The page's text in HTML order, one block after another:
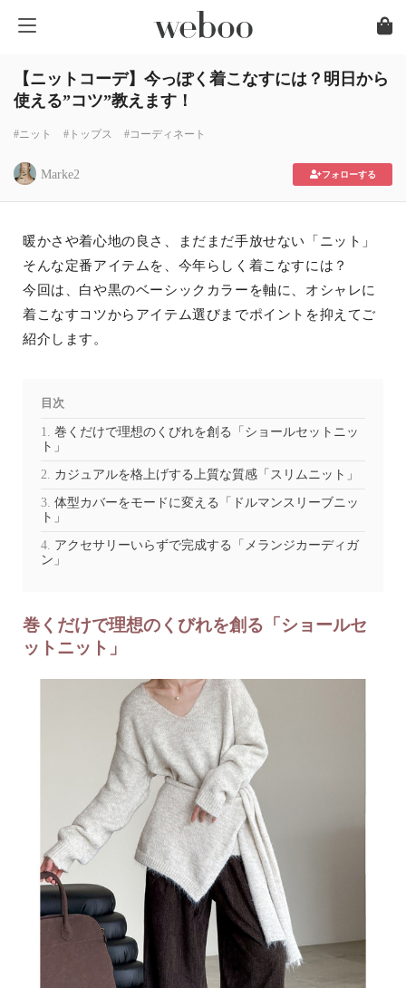
【ニットコーデ】今っぽく着こなすには？明日から
使える”コツ”教えます！
#ニット #トップス #コーディネート
Marke2 フォローする
暖かさや着心地の良さ、まだまだ手放せない「ニット」
そんな定番アイテムを、今年らしく着こなすには？
今回は、白や黒のベーシックカラーを軸に、オシャレに
着こなすコツからアイテム選びまでポイントを抑えてご
紹介します。
目次
巻くだけで理想のくびれを創る「ショールセットニッ
ト」
カジュアルを格上げする上質な質感「スリムニット」
体型カバーをモードに変える「ドルマンスリーブニッ
ト」
アクセサリーいらずで完成する「メランジカーディガ
ン」
巻くだけで理想のくびれを創る「ショールセ
ットニット」